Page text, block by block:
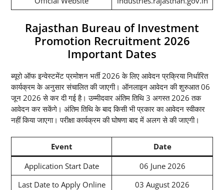
Rajasthan Bureau of Investment
Promotion Recruitment 2026
Important Dates
ब्यूरो ऑफ इन्वेस्टमेंट प्रमोशन भर्ती 2026 के लिए आवेदन प्रक्रिया निर्धारित
कार्यक्रम के अनुसार संचालित की जाएगी। ऑनलाइन आवेदन की शुरुआत 06
जून 2026 से कर दी गई है। उम्मीदवार अंतिम तिथि 3 अगस्त 2026 तक
आवेदन कर सकेंगे। अंतिम तिथि के बाद किसी भी प्रकार का आवेदन स्वीकार
नहीं किया जाएगा। परीक्षा कार्यक्रम की घोषणा बाद में अलग से की जाएगी।
Event
Date
Application Start Date
06 June 2026
Last Date to Apply Online
03 August 2026